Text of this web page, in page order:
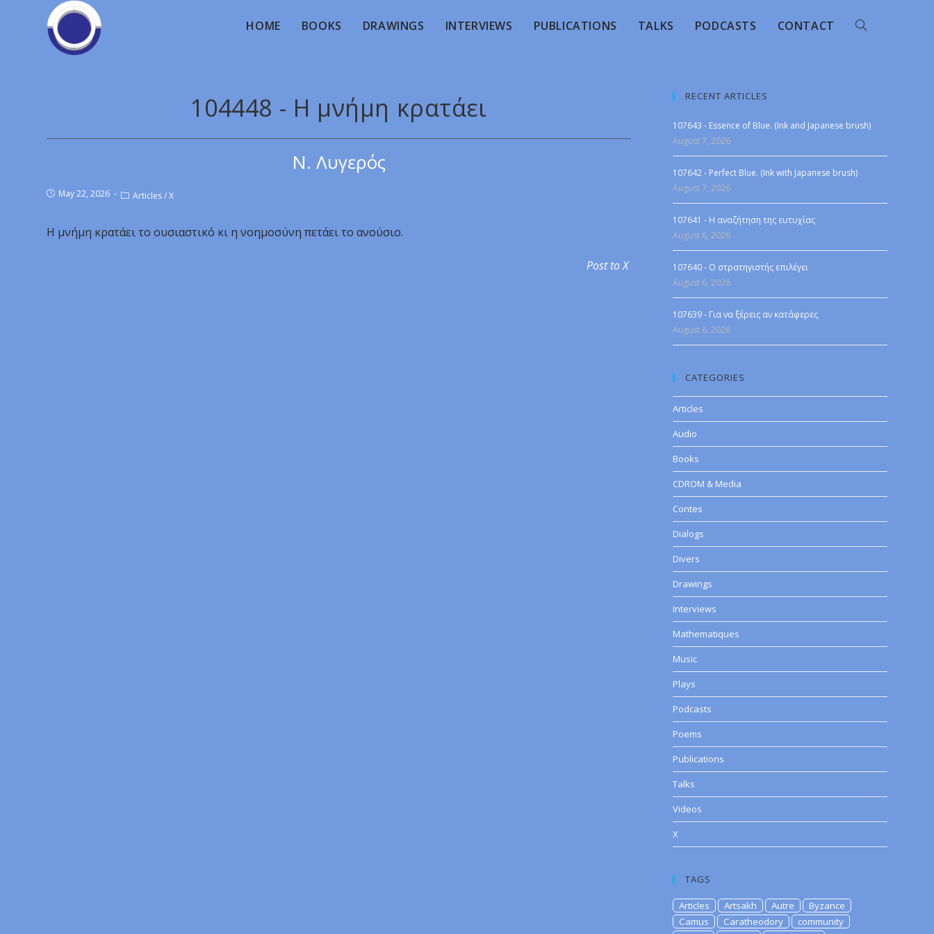
HOME BOOKS DRAWINGS INTERVIEWS PUBLICATIONS TALKS PODCASTS CONTACT
104448 - Η μνήμη κρατάει
Ν. Λυγερός
May 22, 2026 Articles/X
Η μνήμη κρατάει το ουσιαστικό κι η νοημοσύνη πετάει το ανούσιο.
Post to X
RECENT ARTICLES
107643 - Essence of Blue. (Ink and Japanese brush)
August 7, 2026
107642 - Perfect Blue. (Ink with Japanese brush)
August 7, 2026
107641 - Η αναζήτηση της ευτυχίας
August 6, 2026
107640 - Ο στρατηγιστής επιλέγει
August 6, 2026
107639 - Για να ξέρεις αν κατάφερες
August 6, 2026
CATEGORIES
Articles
Audio
Books
CDROM & Media
Contes
Dialogs
Divers
Drawings
Interviews
Mathematiques
Music
Plays
Podcasts
Poems
Publications
Talks
Videos
X
TAGS
Articles Artsakh Autre
Byzance
Camus
Caratheodory
community